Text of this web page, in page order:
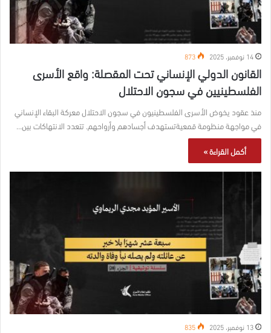
14 نوفمبر، 2025 873
القانون الدولي الإنساني تحت المقصلة: واقع الأسرى
الفلسطينيين في سجون الاحتلال
منذ عقود يخوض الأسرى الفلسطينيون في سجون الاحتلال معركة البقاء الإنساني
في مواجهة منظومة قمعيةتستهدف أجسادهم وأرواحهم. تتعدد الانتهاكات بين…
أكمل القراءة »
13 نوفمبر، 2025 835